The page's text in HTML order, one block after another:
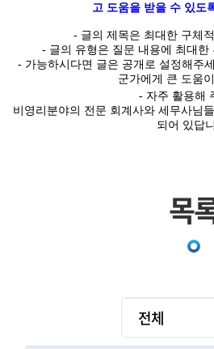
고 도움을 받을 수 있도
- 글의 제목은 최대한 구체적
- 글의 유형은 질문 내용에 최대한
- 가능하시다면 글은 공개 로 설정해주
군가에게 큰 도움
- 자주 활용해
비영리분야의 전문 회계사와 세무사님
되어 있답
목